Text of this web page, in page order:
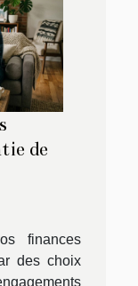
de
finances
des choix